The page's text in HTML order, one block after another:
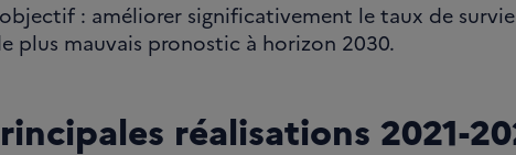
: améliorer significativement le taux de
plus mauvais pronostic à horizon 2030.
réalisations 2021-